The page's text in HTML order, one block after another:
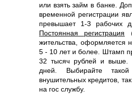
или взять займ в банке.
временной регистрации
превышает 1-3 рабочих
Постоянная регистрация
жительства, оформляется
5 - 10 лет и более. Штамп
32 тысяч рублей и выше.
дней. Выбирайте
внушительных кредитов,
на гос службу.